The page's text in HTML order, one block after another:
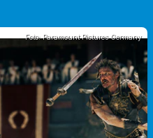
Foto: Paramount Pictures Germany